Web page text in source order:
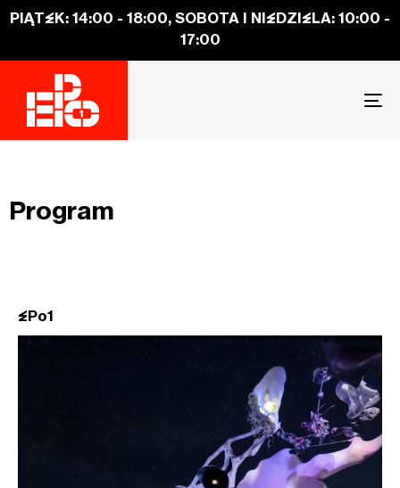
PIĄTEK: 14:00 - 18:00, SOBOTA I NIEDZIELA: 10:00 -
17:00
Program
EPo1